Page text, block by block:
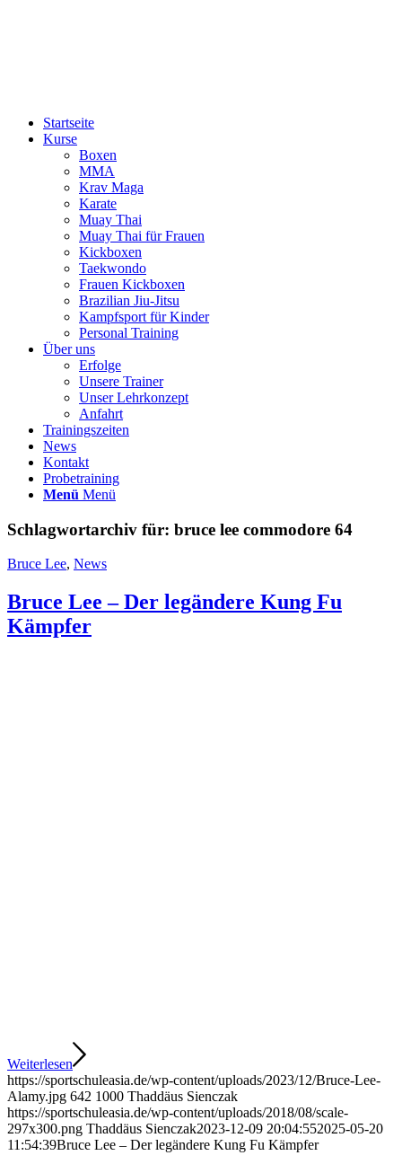
Startseite
Kurse
Boxen
MMA
Krav Maga
Karate
Muay Thai
Muay Thai für Frauen
Kickboxen
Taekwondo
Frauen Kickboxen
Brazilian Jiu-Jitsu
Kampfsport für Kinder
Personal Training
Über uns
Erfolge
Unsere Trainer
Unser Lehrkonzept
Anfahrt
Trainingszeiten
News
Kontakt
Probetraining
Menü Menü
Schlagwortarchiv für: bruce lee commodore 64
Bruce Lee, News
Bruce Lee – Der legändere Kung Fu
Kämpfer
Weiterlesen
https://sportschuleasia.de/wp-content/uploads/2023/12/Bruce-Lee-
Alamy.jpg 642 1000 Thaddäus Sienczak
https://sportschuleasia.de/wp-content/uploads/2018/08/scale-
297x300.png Thaddäus Sienczak2023-12-09 20:04:552025-05-20
11:54:39Bruce Lee – Der legändere Kung Fu Kämpfer